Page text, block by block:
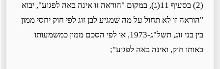
(2) בסעיף 11(ג), במקום "הוראה זו אינה באה לפגוע", יבוא
"הוראה זו לא תחול על מה שמגיע לבן זוג לפי חוק יחסי ממון
בין בני זוג, תשל"ג-1973, או לפי הסכם ממון כמשמעותו
באותו חוק, ואינה באה לפגוע";